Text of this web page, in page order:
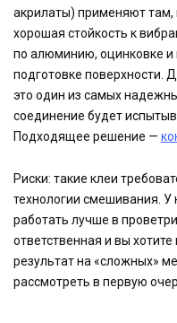
акрилаты) применяют там,
хорошая стойкость к
по алюминию, оцинковке
подготовке поверхности.
это один из самых
соединение будет
Подходящее решение —
Риски: такие клеи
технологии смешивания. У
работать лучше в
ответственная и вы
результат на «сложных»
рассмотреть в первую